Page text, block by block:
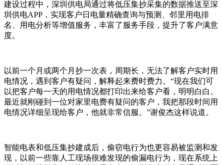
建设过程中，深圳供电局通过将低压集抄采集的数据推送至深
圳供电APP，实现客户日电量精确查询与预测、邻里用电排
名、用电分析等增值服务，丰富了服务手段，提升了客户满意
度。
以前一个月或两个月抄一次表，周期长，无法了解客户实时用
电情况，遇到客户有疑问，解释起来费时费力。“现在我们可
以把客户每一天的用电情况都打印出来给客户看，明明白白。
最近就刚碰到一位对家里电费有疑问的客户，我把那段时间用
电情况详细呈现给客户，他就非常信服。”谢俊杰这样说道。
智能电表和低压集抄建成后，偷窃电行为也更容易被监测和发
现，以前一些靠人工现场很难发现的偷漏电行为，现在系统上